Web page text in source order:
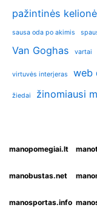
pažintinės
sausa oda po akimis
Van Goghas vartai
virtuvės interjeras web
žiedai žinomiausi
manopomegiai.lt
manobustas.net
manosportas.info